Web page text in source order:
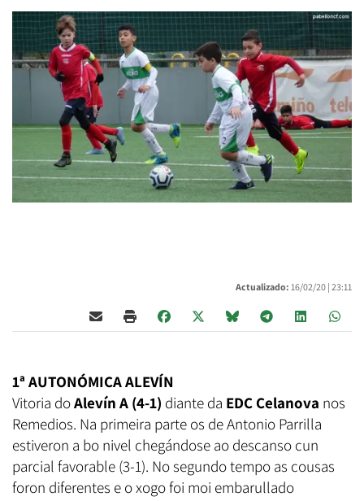
Actualizado: 16/02/20 | 23:11
1ª AUTONÓMICA ALEVÍN
Vitoria doAlevín A (4-1) diante da EDC Celanova nos
Remedios. Na primeira parte os de Antonio Parrilla
estiveron a bo nivel chegándose ao descanso cun
parcial favorable (3-1). No segundo tempo as cousas
foron diferentes e o xogo foi moi embarullado